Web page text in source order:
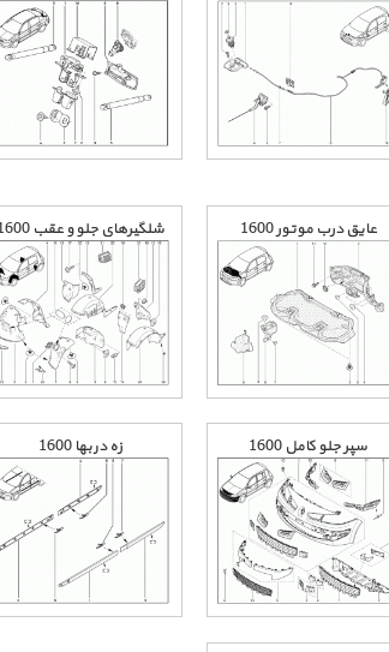
عایق درب موتور 1600 شلگیرهای جلو و عقب 1600
سپر جلو کامل 1600 زه دربها 1600